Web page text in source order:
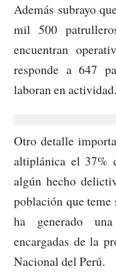
Además subrayo
mil 500
encuentran
responde a 647
laboran en actividad.
Otro detalle
altiplánica el 37%
algún hecho
población que teme
ha generado
encargadas de la
Nacional del Perú.